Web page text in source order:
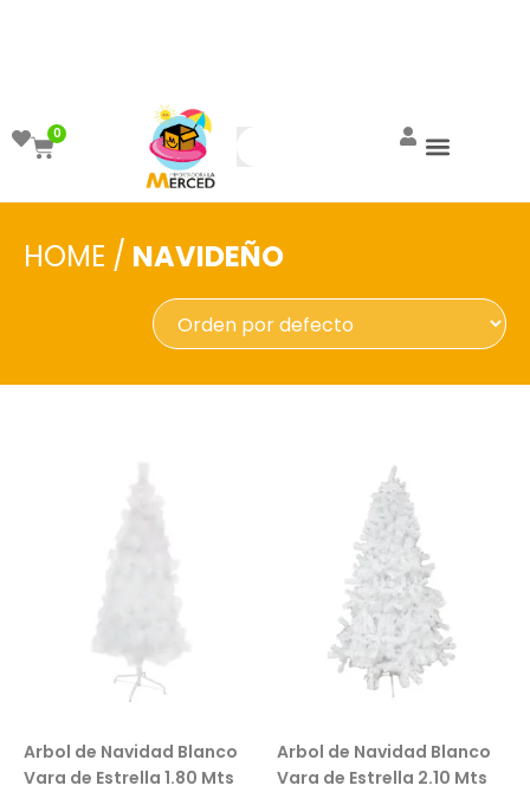
0
HOME / NAVIDEÑO
Arbol de Navidad Blanco
Vara de Estrella 1.80 Mts
Arbol de Navidad Blanco
Vara de Estrella 2.10 Mts